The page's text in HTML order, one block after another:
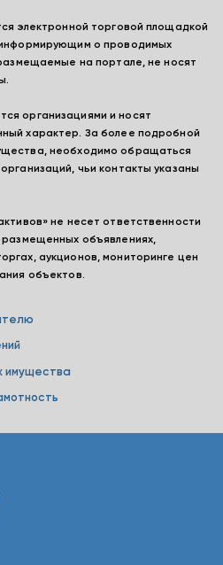
электронной торговой площадкой
о проводимых
на портале, не носят
организациями и носят
характер. За более подробной
необходимо обращаться
чьи контакты указаны
не несет ответственности
объявлениях,
аукционов, мониторинге цен
объектов.
имущества